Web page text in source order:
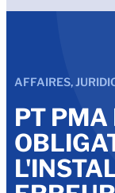
AFFAIRES,
PT PMA